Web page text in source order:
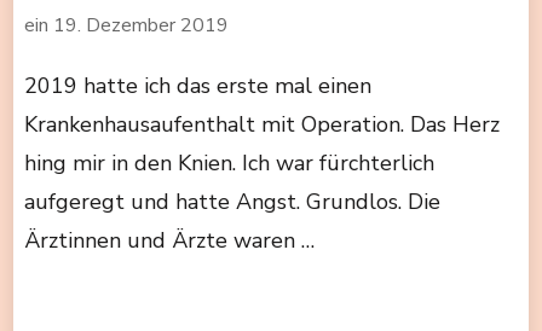
ein 19. Dezember 2019
2019 hatte ich das erste mal einen
Krankenhausaufenthalt mit Operation. Das Herz
hing mir in den Knien. Ich war fürchterlich
aufgeregt und hatte Angst. Grundlos. Die
Ärztinnen und Ärzte waren …